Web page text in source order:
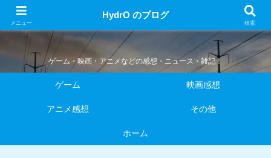
HydrO のブログ
ゲーム・映画・アニメなどの感想・ニュース・雑記！
ゲーム 映画感想
アニメ感想 その他
ホーム
メニュー
HydrO のブログ
検索